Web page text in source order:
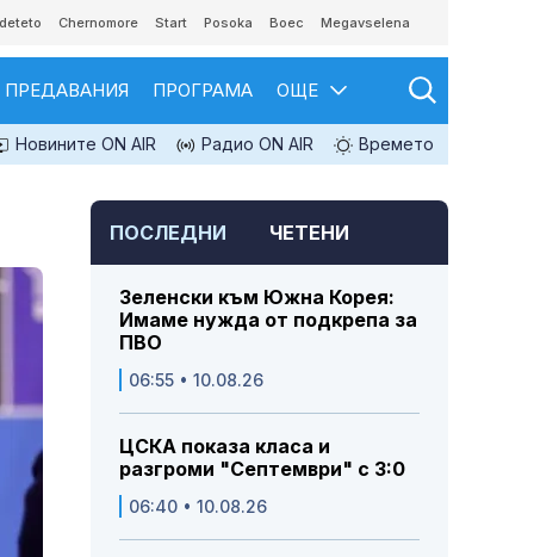
Chernomore Start Posoka Boec Megavselena
ПРЕДАВАНИЯ ПРОГРАМА ОЩЕ
Новините ON AIR Радио ON AIR Времето
ПОСЛЕДНИ ЧЕТЕНИ
Зеленски към Южна Корея:
Имаме нужда от подкрепа за
ПВО
06:55 • 10.08.26
ЦСКА показа класа и
разгроми "Септември" с 3:0
06:40 • 10.08.26